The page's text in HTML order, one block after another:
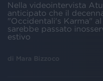
Nella videointervista
anticipato che il
"Occidentali's Karma"
sarebbe passato
estivo
di Mara Bizzoco